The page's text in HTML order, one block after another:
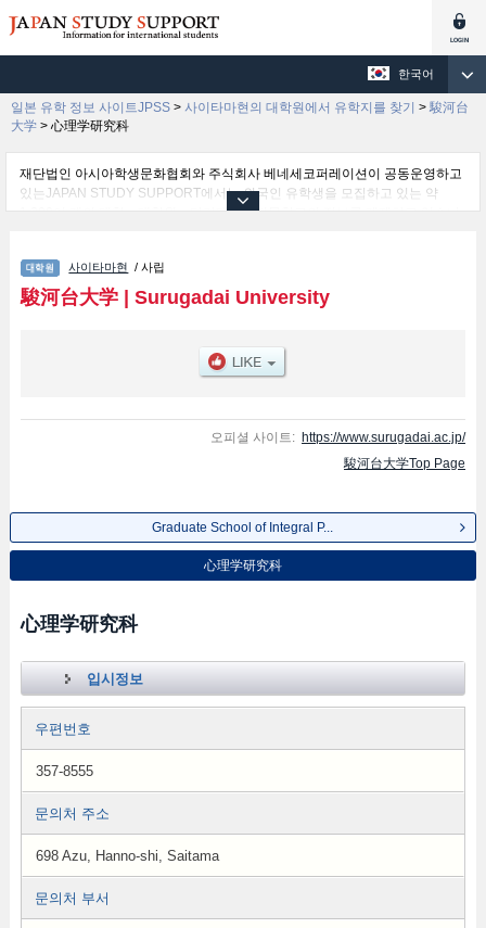
한국어
일본 유학 정보 사이트JPSS > 사이타마현의 대학원에서 유학지를 찾기 > 駿河台
大学 > 心理学研究科
재단법인 아시아학생문화협회와 주식회사 베네세코퍼레이션이 공동운영하고
있는JAPAN STUDY SUPPORT에서는 외국인 유학생을 모집하고 있는 약
1,300여 개의 대학・대학원・단기대학・전문학교의 정보를 게재하고 있습니
of Integral Policy및心理学研究科 등의 연구과별 정보, 모집정원과 합격자수 등
의 입시정보, 시설안내, 교통정보 등 외국인 유학생에게 유익하고 필요한 정보
를 게재하고 있으므로 많이 이용해 주시기 바랍니다.
사이타마현 / 사립
駿河台大学| Surugadai University
오피셜 사이트: https://www.surugadai.ac.jp/
駿河台大学Top Page
Graduate School of Integral P...
心理学研究科
心理学研究科
입시정보
우편번호
357-8555
문의처 주소
698 Azu, Hanno-shi, Saitama
문의처 부서